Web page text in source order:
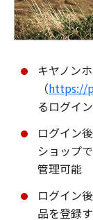
キヤノン
（https://
るログイ
ログイン
ショップ
管理可能
ログイン
品を登録